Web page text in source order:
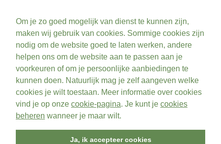
Om je zo goed mogelijk van dienst te kunnen zijn,
maken wij gebruik van cookies. Sommige cookies zijn
nodig om de website goed te laten werken, andere
helpen ons om de website aan te passen aan je
voorkeuren of om je persoonlijke aanbiedingen te
kunnen doen. Natuurlijk mag je zelf aangeven welke
cookies je wilt toestaan. Meer informatie over cookies
vind je op onze cookie-pagina. Je kunt je cookies
beheren wanneer je maar wilt.
Ja, ik accepteer cookies